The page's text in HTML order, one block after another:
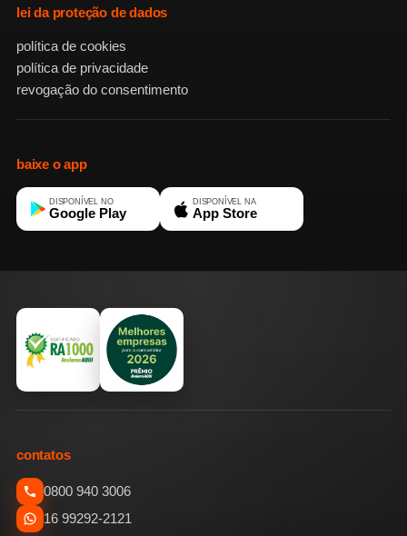
lei da proteção de dados
política de cookies
política de privacidade
revogação do consentimento
baixe o app
DISPONÍVEL NO
Google Play
DISPONÍVEL NA
App Store
contatos
0800 940 3006
16 99292-2121